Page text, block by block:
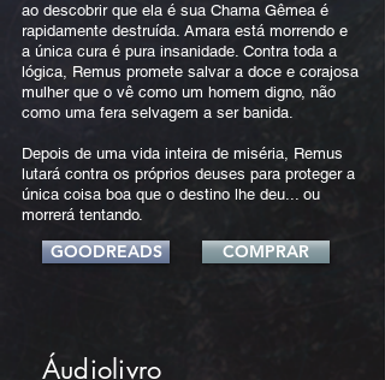
ao descobrir que ela é sua Chama Gêmea é
rapidamente destruída. Amara está morrendo e
a única cura é pura insanidade. Contra toda a
lógica, Remus promete salvar a doce e corajosa
mulher que o vê como um homem digno, não
como uma fera selvagem a ser banida.
Depois de uma vida inteira de miséria, Remus
lutará contra os próprios deuses para proteger a
única coisa boa que o destino lhe deu... ou
morrerá tentando.
GOODREADS COMPRAR
Áudiolivro